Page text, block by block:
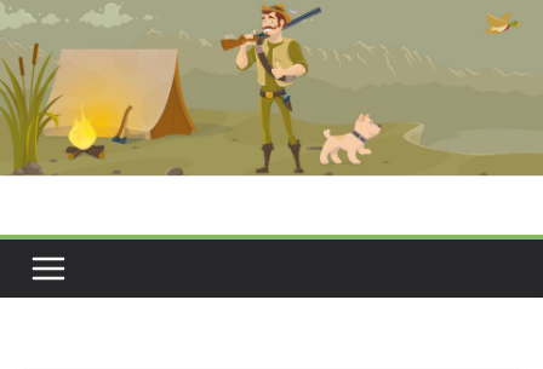
Перейти
содержимому